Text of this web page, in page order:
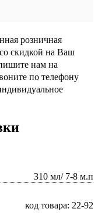
розничная
скидкой на Ваш
нам на
по телефону
310 мл/ 7-8 м.п
код товара: 22-92